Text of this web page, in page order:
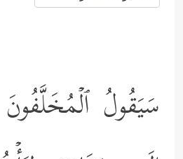
سَیَقُولُ ٱلۡمُخَلَّفُونَ